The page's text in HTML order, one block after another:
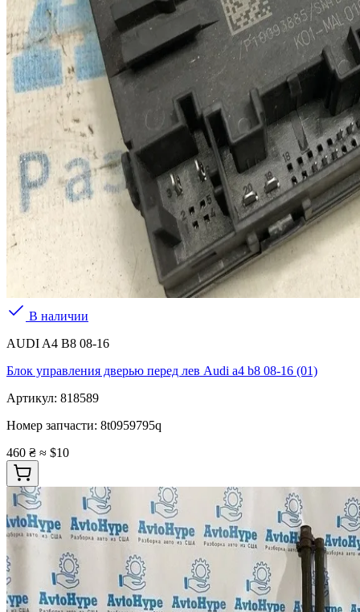
В наличии
AUDI A4 B8 08-16
Блок управления дверью перед лев Audi a4 b8 08-16 (01)
Артикул: 818589
Номер запчасти: 8t0959795q
460 ₴ ≈ $10